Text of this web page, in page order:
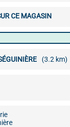
CE MAGASIN
(3.2 km)